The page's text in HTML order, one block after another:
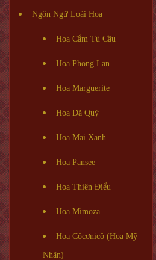
Ngôn Ngữ Loài Hoa
Hoa Cẩm Tú Cầu
Hoa Phong Lan
Hoa Marguerite
Hoa Dã Quỳ
Hoa Mai Xanh
Hoa Pansee
Hoa Thiên Điểu
Hoa Mimoza
Hoa Côcơnicô (Hoa Mỹ
Nhân)